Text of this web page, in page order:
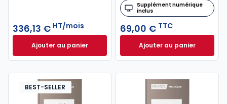
336,13 € HT/mois
Ajouter au panierELnet Droit des affaires à 336,13 € HT/mois
Supplément numérique
inclus
69,00 € TTC
Ajouter au panier
Code de
BEST-SELLER